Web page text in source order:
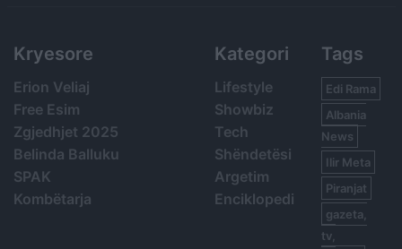
Kryesore
Erion Veliaj
Free Esim
Zgjedhjet 2025
Belinda Balluku
SPAK
Kombëtarja
Kategori
Lifestyle
Showbiz
Tech
Shëndetësi
Argetim
Enciklopedi
Tags
Edi Rama
Albania
News
Ilir Meta
Piranjat
gazeta,
tv,